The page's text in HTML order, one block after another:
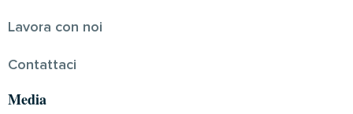
Lavora con noi
Contattaci
Media